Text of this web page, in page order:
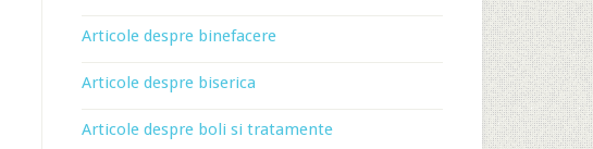
Articole despre binefacere
Articole despre biserica
Articole despre boli si tratamente